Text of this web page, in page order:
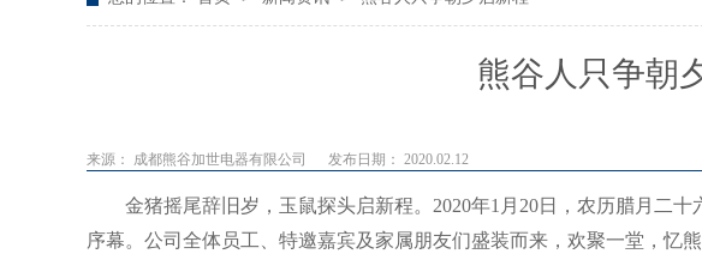
熊谷人只争朝
来源： 成都熊谷加世电器有限公司 发布日期： 2020.02.12
金猪摇尾辞旧岁，玉鼠探头启新程。2020年1月20日，农历腊月二十
序幕。公司全体员工、特邀嘉宾及家属朋友们盛装而来，欢聚一堂，忆熊